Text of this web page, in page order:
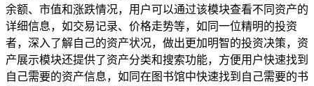
余额、市值和涨跌情况，用户可以通过该模块查看不同资产的
详细信息，如交易记录、价格走势等，如同一位精明的投资
者，深入了解自己的资产状况，做出更加明智的投资决策，资
产展示模块还提供了资产分类和搜索功能，方便用户快速找到
自己需要的资产信息，如同在图书馆中快速找到自己需要的书